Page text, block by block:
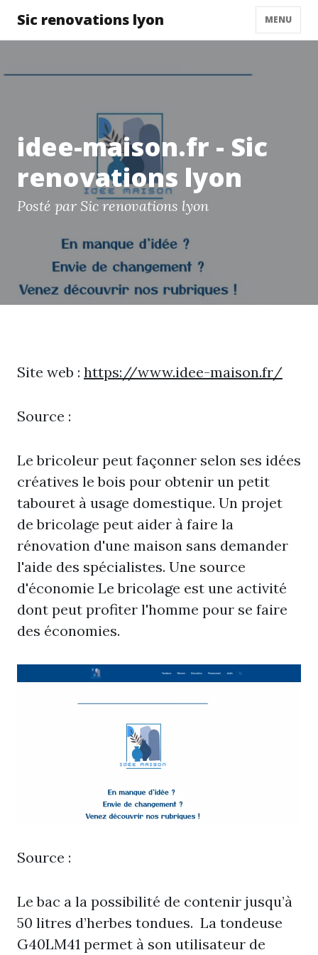
Sic renovations lyon MENU
idee-maison.fr - Sic
renovations lyon
Posté par Sic renovations lyon
Site web : https://www.idee-maison.fr/
Source :
Le bricoleur peut façonner selon ses idées
créatives le bois pour obtenir un petit
tabouret à usage domestique. Un projet
de bricolage peut aider à faire la
rénovation d'une maison sans demander
l'aide des spécialistes. Une source
d'économie Le bricolage est une activité
dont peut profiter l'homme pour se faire
des économies.
Source :
Le bac a la possibilité de contenir jusqu’à
50 litres d’herbes tondues. La tondeuse
G40LM41 permet à son utilisateur de